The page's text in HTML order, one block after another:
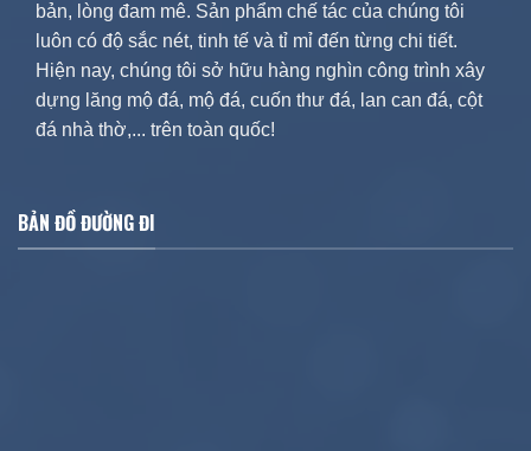
bản, lòng đam mê. Sản phẩm chế tác của chúng tôi
luôn có độ sắc nét, tinh tế và tỉ mỉ đến từng chi tiết.
Hiện nay, chúng tôi sở hữu hàng nghìn công trình xây
dựng lăng mộ đá, mộ đá, cuốn thư đá, lan can đá, cột
đá nhà thờ,... trên toàn quốc!
BẢN ĐỒ ĐƯỜNG ĐI